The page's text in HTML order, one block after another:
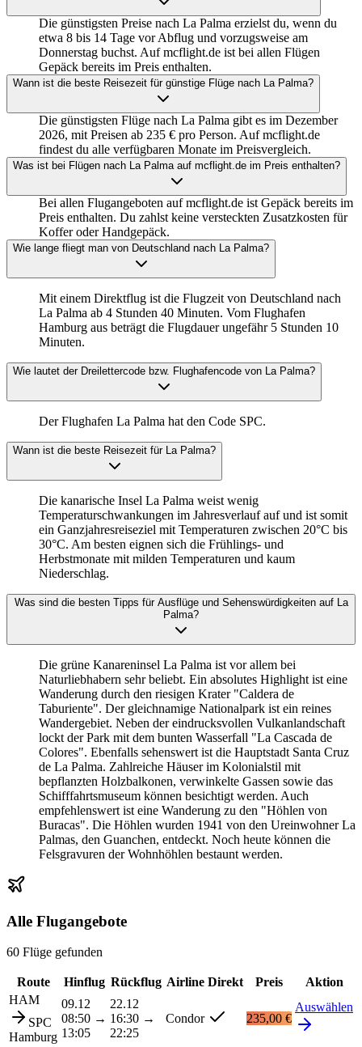
Die günstigsten Preise nach La Palma erzielst du, wenn du
etwa 8 bis 14 Tage vor Abflug und vorzugsweise am
Donnerstag buchst. Auf mcflight.de ist bei allen Flügen
Gepäck bereits im Preis enthalten.
Wann ist die beste Reisezeit für günstige Flüge nach La Palma?
Die günstigsten Flüge nach La Palma gibt es im Dezember
2026, mit Preisen ab 235 € pro Person. Auf mcflight.de
findest du alle verfügbaren Monate im Preisvergleich.
Was ist bei Flügen nach La Palma auf mcflight.de im Preis enthalten?
Bei allen Flugangeboten auf mcflight.de ist Gepäck bereits im
Preis enthalten. Du zahlst keine versteckten Zusatzkosten für
Koffer oder Handgepäck.
Wie lange fliegt man von Deutschland nach La Palma?
Mit einem Direktflug ist die Flugzeit von Deutschland nach
La Palma ab 4 Stunden 40 Minuten. Vom Flughafen
Hamburg aus beträgt die Flugdauer ungefähr 5 Stunden 10
Minuten.
Wie lautet der Dreilettercode bzw. Flughafencode von La Palma?
Der Flughafen La Palma hat den Code SPC.
Wann ist die beste Reisezeit für La Palma?
Die kanarische Insel La Palma weist wenig
Temperaturschwankungen im Jahresverlauf auf und ist somit
ein Ganzjahresreiseziel mit Temperaturen zwischen 20°C bis
30°C. Am besten eignen sich die Frühlings- und
Herbstmonate mit milden Temperaturen und kaum
Niederschlag.
Was sind die besten Tipps für Ausflüge und Sehenswürdigkeiten auf La
Palma?
Die grüne Kanareninsel La Palma ist vor allem bei
Naturliebhabern sehr beliebt. Ein absolutes Highlight ist eine
Wanderung durch den riesigen Krater "Caldera de
Taburiente". Der gleichnamige Nationalpark ist ein reines
Wandergebiet. Neben der eindrucksvollen Vulkanlandschaft
lockt der Park mit dem bunten Wasserfall "La Cascada de
Colores". Ebenfalls sehenswert ist die Hauptstadt Santa Cruz
de La Palma. Zahlreiche Häuser im Kolonialstil mit
bepflanzten Holzbalkonen, verwinkelte Gassen sowie das
Schifffahrtsmuseum können besichtigt werden. Auch
empfehlenswert ist eine Wanderung zu den "Höhlen von
Buracas". Die Höhlen wurden 1941 von den Ureinwohner La
Palmas, den Guanchen, entdeckt. Noch heute können die
Felsgravuren der Wohnhöhlen bestaunt werden.
Alle Flugangebote
60 Flüge gefunden
Route Hinflug Rückflug Airline Direkt Preis
Aktion
HAM
SPC
Hamburg
09.12
08:50 →
13:05
22.12
16:30 →
22:25
Condor 235,00 €
Auswählen